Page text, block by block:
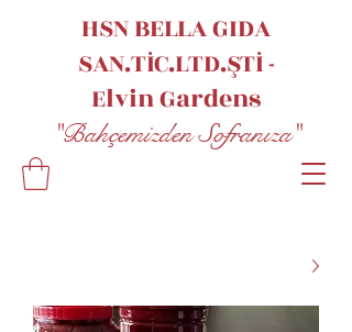
HSN BELLA GIDA
SAN.TİC.LTD.ŞTİ -
ElvinGardens
"Bahçemizden Sofranıza"